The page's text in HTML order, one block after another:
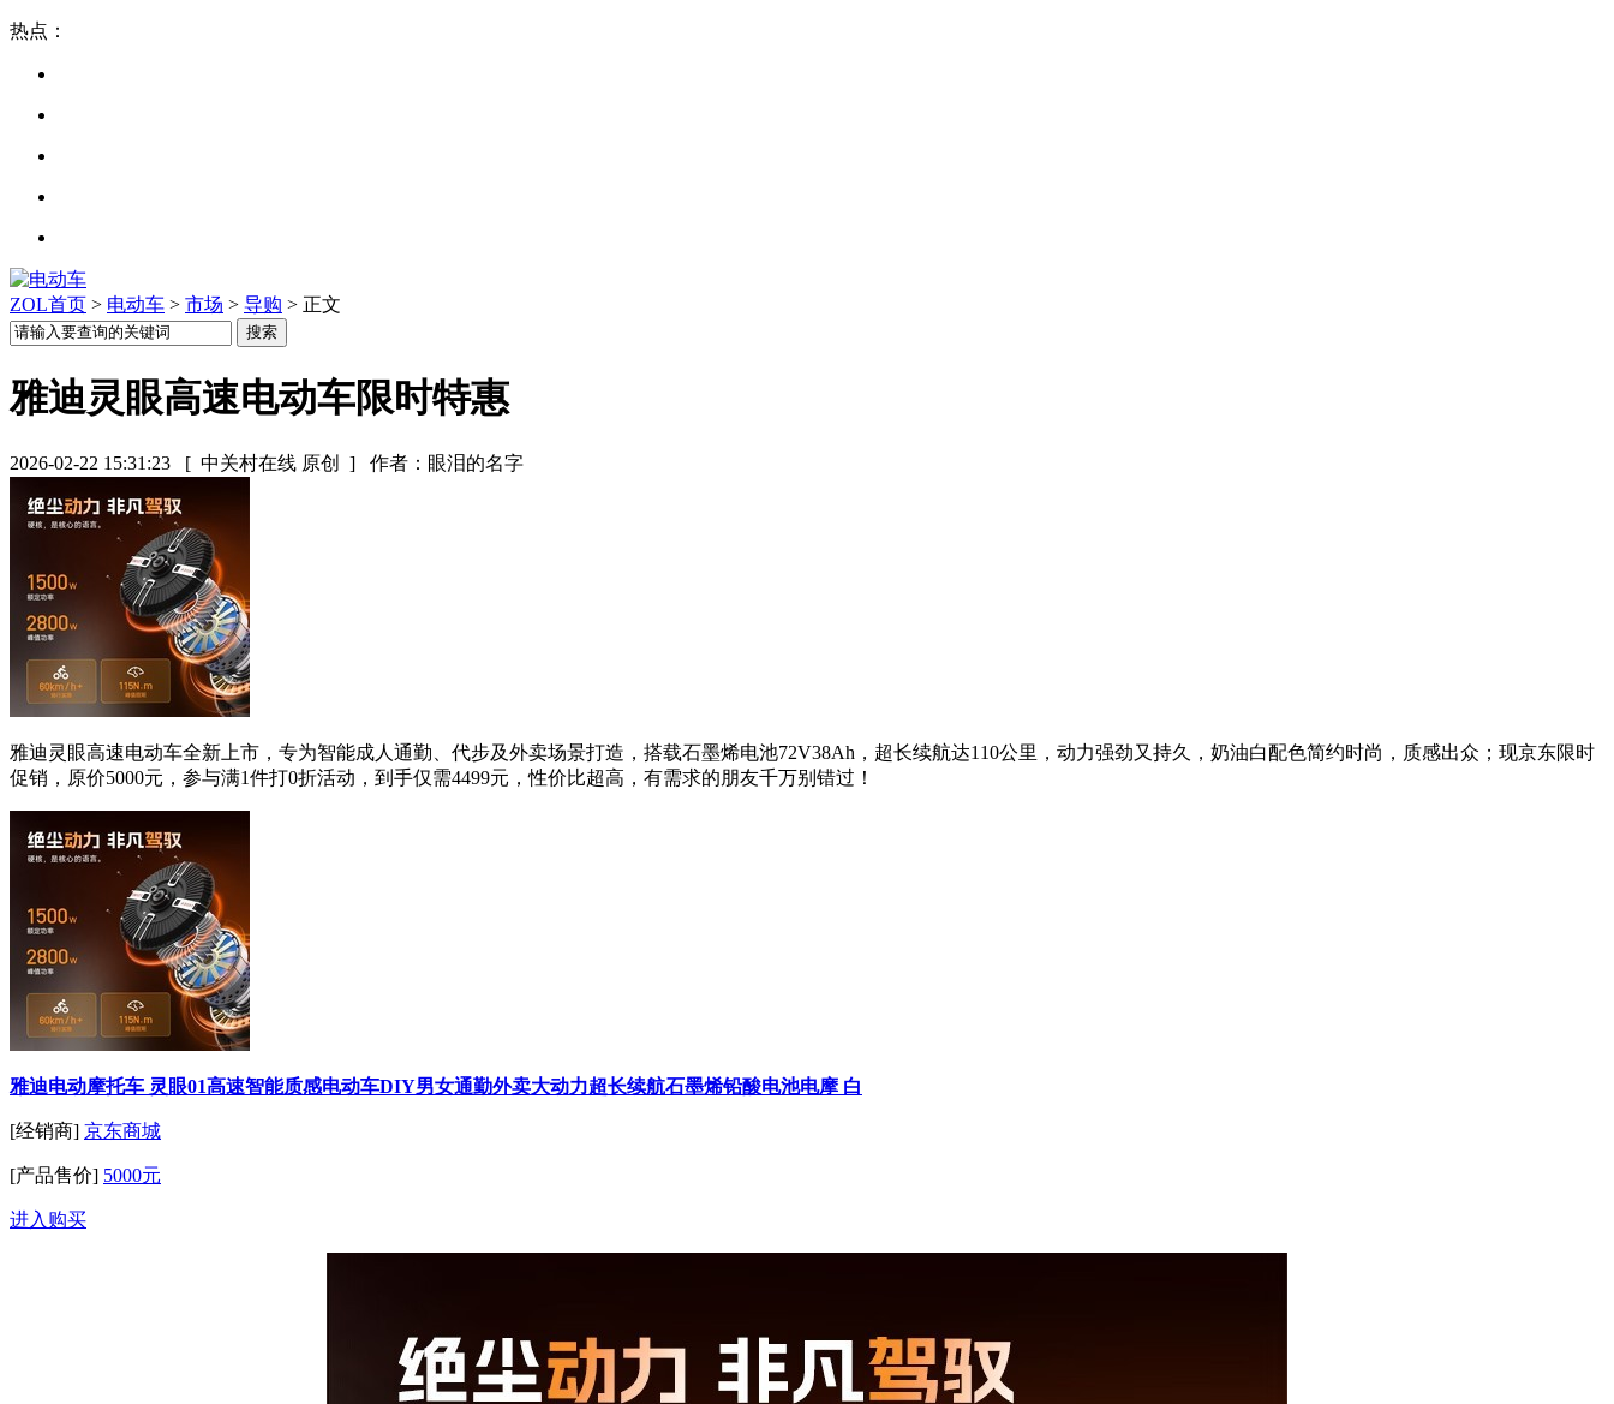
热点：
ZOL首页 > 电动车 > 市场 > 导购 > 正文
雅迪灵眼高速电动车限时特惠
2026-02-22 15:31:23 [ 中关村在线 原创 ] 作者：眼泪的名字
雅迪灵眼高速电动车全新上市，专为智能成人通勤、代步及外卖场景打造，搭载石墨烯电池72V38Ah，超长续航达110公里，动力强劲又持久，奶油白配色简约时尚，质感出众；现京东限时
促销，原价5000元，参与满1件打0折活动，到手仅需4499元，性价比超高，有需求的朋友千万别错过！
雅迪电动摩托车 灵眼01高速智能质感电动车DIY男女通勤外卖大动力超长续航石墨烯铅酸电池电摩 白
[经销商] 京东商城
[产品售价] 5000元
进入购买